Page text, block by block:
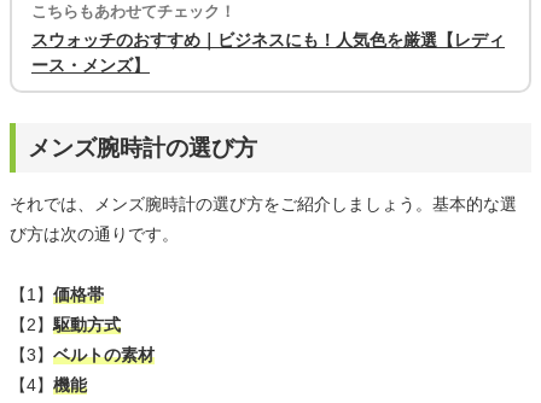
こちらもあわせてチェック！
スウォッチのおすすめ｜ビジネスにも！人気色を厳選【レディ
ース・メンズ】
メンズ腕時計の選び方
それでは、メンズ腕時計の選び方をご紹介しましょう。基本的な選
び方は次の通りです。
【1】 価格帯
【2】駆動方式
【3】 ベルトの素材
【4】 機能